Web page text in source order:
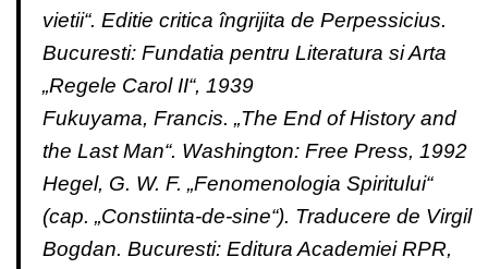
vietii“. Editie critica îngrijita de Perpessicius.
Bucuresti: Fundatia pentru Literatura si Arta
„Regele Carol II“, 1939
Fukuyama, Francis. „The End of History and
the Last Man“. Washington: Free Press, 1992
Hegel, G. W. F. „Fenomenologia Spiritului“
(cap. „Constiinta-de-sine“). Traducere de Virgil
Bogdan. Bucuresti: Editura Academiei RPR,